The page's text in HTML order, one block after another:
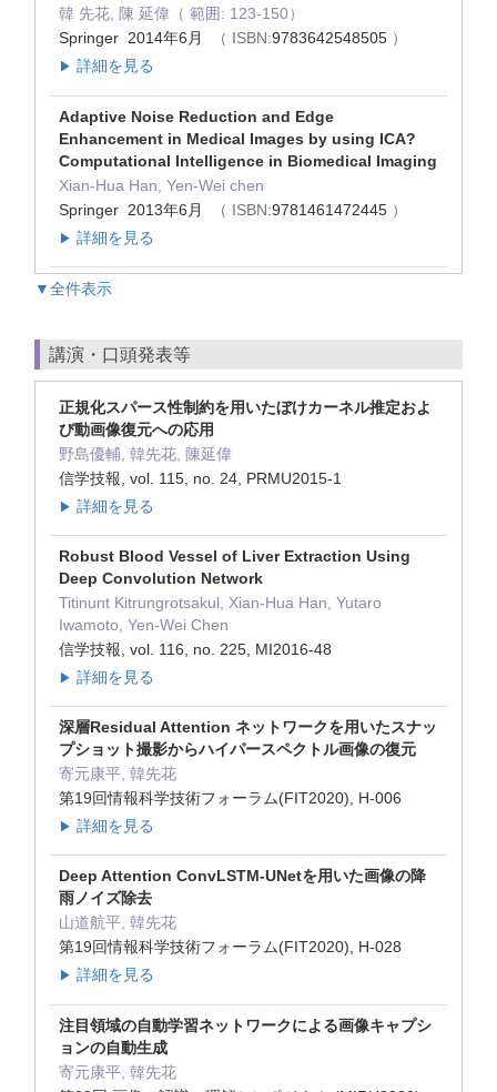
韓 先花, 陳 延偉（ 範囲: 123-150）
Springer 2014年6月
（ ISBN:9783642548505 ）
▶ 詳細を見る
Adaptive Noise Reduction and Edge
Enhancement in Medical Images by using ICA?
Computational Intelligence in Biomedical Imaging
Xian-Hua Han, Yen-Wei chen
Springer 2013年6月
（ ISBN:9781461472445 ）
▶ 詳細を見る
▼全件表示
講演・口頭発表等
正規化スパース性制約を用いたぼけカーネル推定およ
び動画像復元への応用
野島優輔, 韓先花, 陳延偉
信学技報, vol. 115, no. 24, PRMU2015-1
▶ 詳細を見る
Robust Blood Vessel of Liver Extraction Using
Deep Convolution Network
Titinunt Kitrungrotsakul, Xian-Hua Han, Yutaro
Iwamoto, Yen-Wei Chen
信学技報, vol. 116, no. 225, MI2016-48
▶ 詳細を見る
深層Residual Attention ネットワークを用いたスナッ
プショット撮影からハイパースペクトル画像の復元
寄元康平, 韓先花
第19回情報科学技術フォーラム(FIT2020), H-006
▶ 詳細を見る
Deep Attention ConvLSTM-UNetを用いた画像の降
雨ノイズ除去
山道航平, 韓先花
第19回情報科学技術フォーラム(FIT2020), H-028
▶ 詳細を見る
注目領域の自動学習ネットワークによる画像キャプシ
ョンの自動生成
寄元康平, 韓先花